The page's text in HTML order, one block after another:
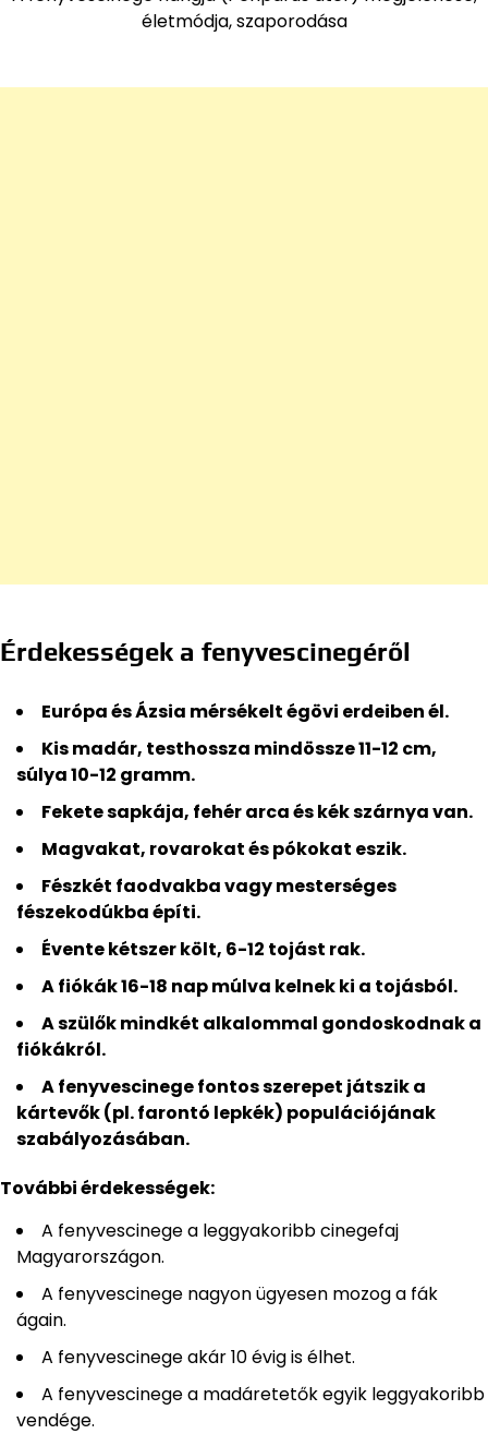
életmódja, szaporodása
Érdekességek a fenyvescinegéről
Európa és Ázsia mérsékelt égövi erdeiben él.
Kis madár, testhossza mindössze 11-12 cm,
súlya 10-12 gramm.
Fekete sapkája, fehér arca és kék szárnya van.
Magvakat, rovarokat és pókokat eszik.
Fészkét faodvakba vagy mesterséges
fészekodúkba építi.
Évente kétszer költ, 6-12 tojást rak.
A fiókák 16-18 nap múlva kelnek ki a tojásból.
A szülők mindkét alkalommal gondoskodnak a
fiókákról.
A fenyvescinege fontos szerepet játszik a
kártevők (pl. farontó lepkék) populációjának
szabályozásában.
További érdekességek:
A fenyvescinege a leggyakoribb cinegefaj
Magyarországon.
A fenyvescinege nagyon ügyesen mozog a fák
ágain.
A fenyvescinege akár 10 évig is élhet.
A fenyvescinege a madáretetők egyik leggyakoribb
vendége.